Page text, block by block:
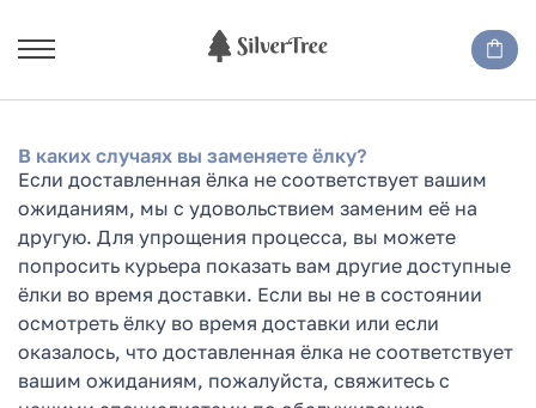
В каких случаях вы заменяете ёлку?
Если доставленная ёлка не соответствует вашим
ожиданиям, мы с удовольствием заменим её на
другую. Для упрощения процесса, вы можете
попросить курьера показать вам другие доступные
ёлки во время доставки. Если вы не в состоянии
осмотреть ёлку во время доставки или если
оказалось, что доставленная ёлка не соответствует
вашим ожиданиям, пожалуйста, свяжитесь с